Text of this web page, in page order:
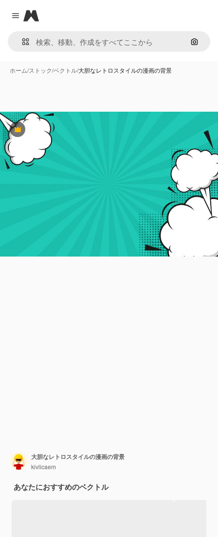
Close menu
Magnific
画像で
ホーム/ストック/ベクトル/大胆なレトロスタイルの漫画の背景
Premium
大胆なレトロスタイルの漫画の背景
kivlicaem
あなたにおすすめのベクトル